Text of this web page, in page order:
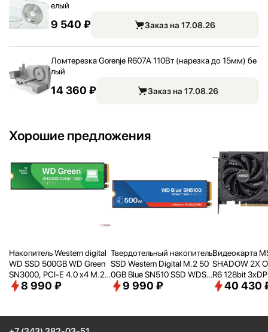
елый
9 540 ₽ Заказ на 17.08.26
Ломтерезка Gorenje R607A 110Вт (нарезка до 15мм) бе
лый
14 360 ₽ Заказ на 17.08.26
Хорошие предложения
Накопитель Western digital
WD SSD 500GB WD Green
SN3000, PCI-E 4.0 x4 M.2
2280, [R/W - 5000/
8 990 ₽
Твердотельный накопитель
SSD Western Digital M.2 50
0GB Blue SN510 SSD WDS5
00G5B0E PCIe NVMe 4.0 x
9 990 ₽
Видеокарта
SHADOW 2X
R6 128bit
RTL40 430